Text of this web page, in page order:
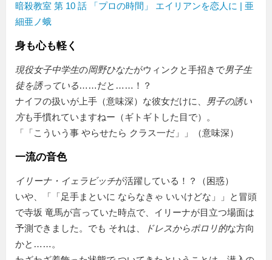
暗殺教室 第 10 話 「プロの時間」 エイリアンを恋人に | 亜
細亜ノ蛾
身も心も軽く
現役女子中学生の岡野ひなたがウィンクと手招きで男子生
徒を誘っている……だと……！？
ナイフの扱いが上手（意味深）な彼女だけに、
男子の誘い
方も手慣れていますねー（ギトギトした目で）。
「
こういう事 やらせたら クラス一だ 」（意味深）
一流の音色
イリーナ・イェラビッチが活躍している！？（困惑）
いや、「
足手まといに ならなきゃ いいけどな
」と冒頭
で寺坂 竜馬が言っていた時点で、イリーナが目立つ場面は
予測できました。でも それは、
ドレスからポロリ的な方向
かと……。